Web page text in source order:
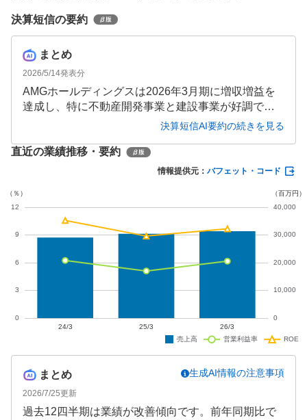
決算短信の要約
まとめ
2026/5/14発表分
AMGホールディングスは2026年3月期に増収増益を
達成し、特に不動産開発事業と建設事業が好調でし
た。しかし、2027年3月期は中東情勢の悪化による影
比率は37.5％と安定しており、配当も増加傾向にあ
ります。今後は外部環境の変化に注意しつつ、事業
決算短信AI要約の続きを見る
直近の業績推移・要約
情報提供元： バフェット・コード
まとめ
2026/7/25更新
生成AI情報の注意事項
過去12四半期は業績が改善傾向です。前年同期比で